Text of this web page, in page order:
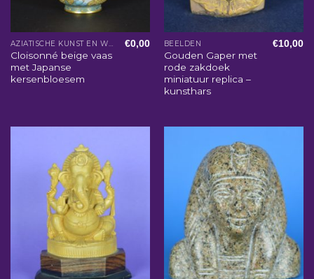
AZIATISCHE KUNST EN WOONACCESSOIRES
Cloisonné beige vaas
met Japanse
kersenbloesem
€0,00 BEELDEN
Gouden Gaper met
rode zakdoek
miniatuur replica –
kunsthars
€10,00